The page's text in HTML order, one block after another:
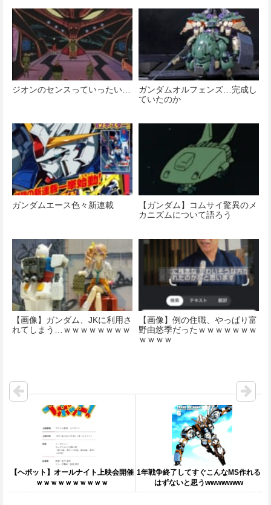
ジオンのセンスっていったい…
ガンダムオルフェンズ…完成し
ていたのか
ガンダムエース色々新連載
【ガンダム】コムサイ驚異のメ
カニズムについて語ろう
【画像】ガンダム、JKに利用さ
れてしまう…ｗｗｗｗｗｗｗｗ
【画像】例の住職、やっぱり富
野由悠季だったｗｗｗｗｗｗｗ
ｗｗｗｗ
【ヘボット】オールナイト上映会開催
ｗｗｗｗｗｗｗｗｗｗ
1年戦争終了してすぐこんなMS作れる
はずないと思うwwwwwww